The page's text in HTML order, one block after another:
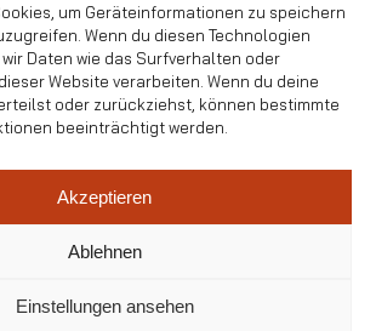
um Geräteinformationen zu speichern
Wenn du diesen Technologien
Daten wie das Surfverhalten oder
Website verarbeiten. Wenn du deine
oder zurückziehst, können bestimmte
beeinträchtigt werden.
Akzeptieren
Ablehnen
Einstellungen ansehen
soegel.de
- TV Rot-Gold Sögel